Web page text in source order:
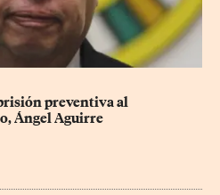
preventiva al
Ángel Aguirre